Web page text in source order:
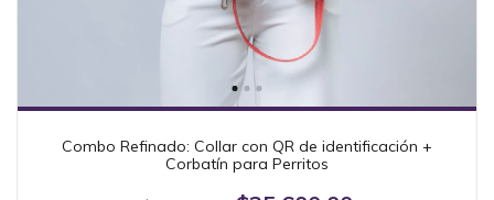
Combo Refinado: Collar con QR de identificación +
Corbatín para Perritos